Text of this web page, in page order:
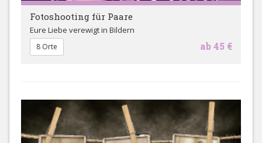
Fotoshooting für Paare
Eure Liebe verewigt in Bildern
ab 45 €
8 Orte